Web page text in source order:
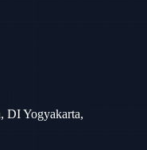
DI Yogyakarta,